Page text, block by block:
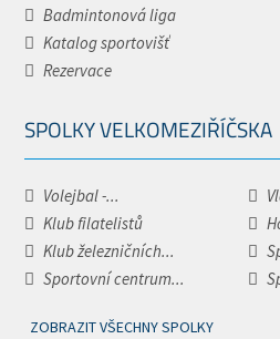
Badmintonová liga
Katalog sportovišť
Rezervace
SPOLKY VELKOMEZIŘÍČSKA
Volejbal -...
Klub filatelistů
Klub železničních...
Sportovní centrum...
ZOBRAZIT VŠECHNY SPOLKY